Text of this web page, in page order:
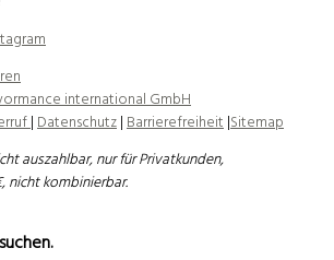
international GmbH
|Datenschutz|Barrierefreiheit|Sitemap
auszahlbar, nur für Privatkunden,
nicht kombinierbar.